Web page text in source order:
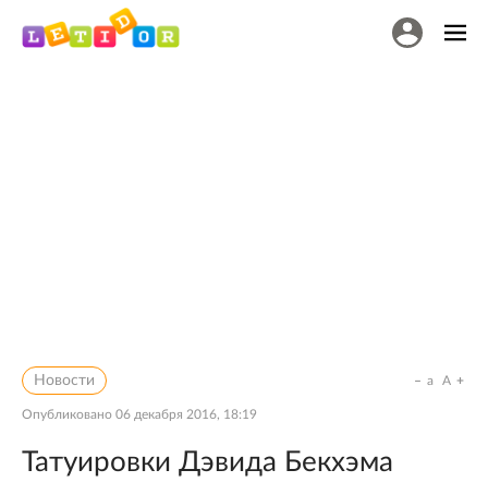
Новости
Опубликовано 06 декабря 2016, 18:19
a A
Татуировки Дэвида Бекхэма